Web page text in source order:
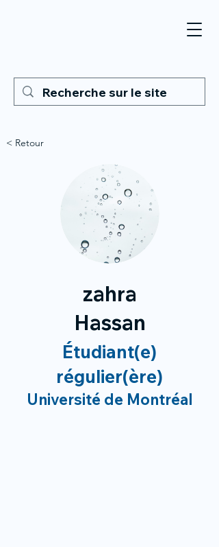
< Retour
zahra
Hassan
Étudiant(e)
régulier(ère)
Université de Montréal